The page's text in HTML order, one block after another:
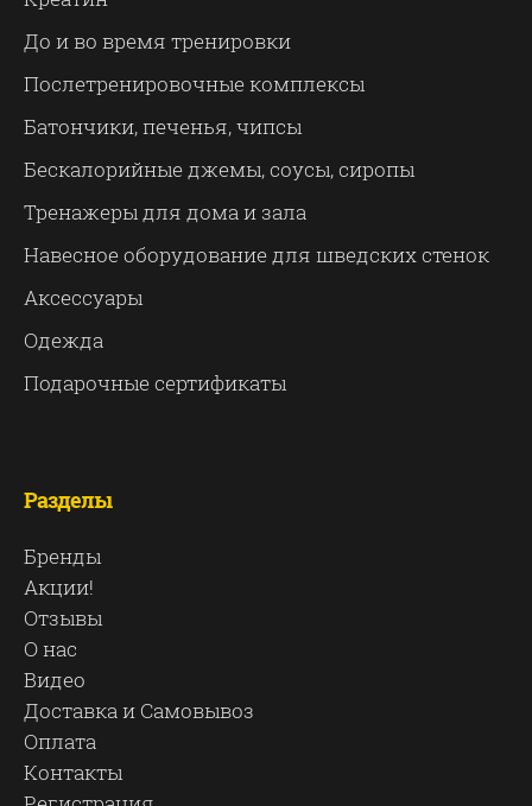
До и во время тренировки
Послетренировочные комплексы
Батончики, печенья, чипсы
Бескалорийные джемы, соусы, сиропы
Тренажеры для дома и зала
Навесное оборудование для шведских стенок
Аксессуары
Одежда
Подарочные сертификаты
Разделы
Бренды
Акции!
Отзывы
О нас
Видео
Доставка и Самовывоз
Оплата
Контакты